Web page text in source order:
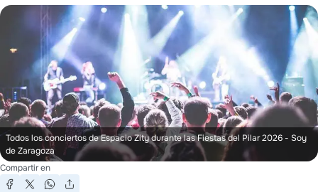
Todos los conciertos de Espacio Zity durante las Fiestas del Pilar 2026 - Soy
de Zaragoza
Compartir en